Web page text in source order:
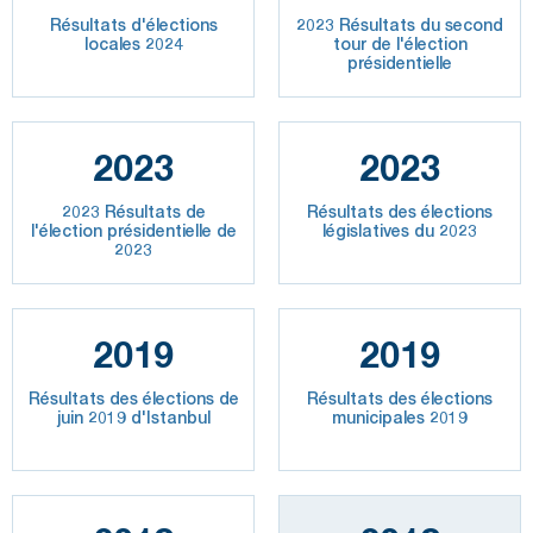
Résultats d'élections
locales 2024
2023 Résultats du second
tour de l'élection
présidentielle
2023
2023 Résultats de
l'élection présidentielle de
2023
2023
Résultats des élections
législatives du 2023
2019
Résultats des élections de
juin 2019 d'Istanbul
2019
Résultats des élections
municipales 2019